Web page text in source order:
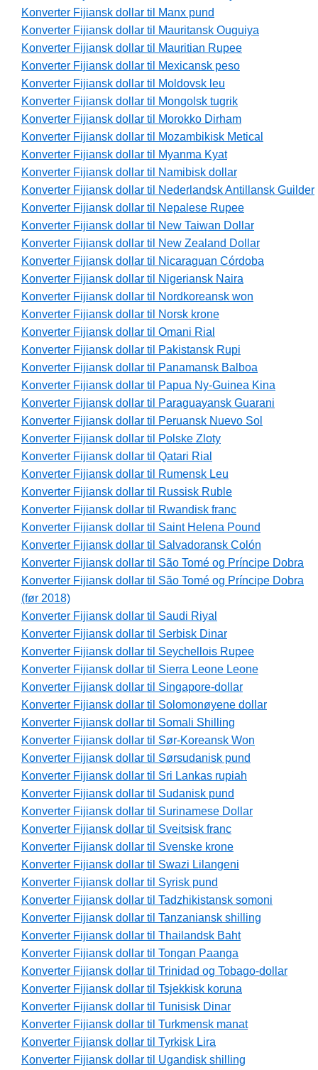
Konverter Fijiansk dollar til Manx pund
Konverter Fijiansk dollar til Mauritansk Ouguiya
Konverter Fijiansk dollar til Mauritian Rupee
Konverter Fijiansk dollar til Mexicansk peso
Konverter Fijiansk dollar til Moldovsk leu
Konverter Fijiansk dollar til Mongolsk tugrik
Konverter Fijiansk dollar til Morokko Dirham
Konverter Fijiansk dollar til Mozambikisk Metical
Konverter Fijiansk dollar til Myanma Kyat
Konverter Fijiansk dollar til Namibisk dollar
Konverter Fijiansk dollar til Nederlandsk Antillansk Guilder
Konverter Fijiansk dollar til Nepalese Rupee
Konverter Fijiansk dollar til New Taiwan Dollar
Konverter Fijiansk dollar til New Zealand Dollar
Konverter Fijiansk dollar til Nicaraguan Córdoba
Konverter Fijiansk dollar til Nigeriansk Naira
Konverter Fijiansk dollar til Nordkoreansk won
Konverter Fijiansk dollar til Norsk krone
Konverter Fijiansk dollar til Omani Rial
Konverter Fijiansk dollar til Pakistansk Rupi
Konverter Fijiansk dollar til Panamansk Balboa
Konverter Fijiansk dollar til Papua Ny-Guinea Kina
Konverter Fijiansk dollar til Paraguayansk Guarani
Konverter Fijiansk dollar til Peruansk Nuevo Sol
Konverter Fijiansk dollar til Polske Zloty
Konverter Fijiansk dollar til Qatari Rial
Konverter Fijiansk dollar til Rumensk Leu
Konverter Fijiansk dollar til Russisk Ruble
Konverter Fijiansk dollar til Rwandisk franc
Konverter Fijiansk dollar til Saint Helena Pound
Konverter Fijiansk dollar til Salvadoransk Colón
Konverter Fijiansk dollar til São Tomé og Príncipe Dobra
Konverter Fijiansk dollar til São Tomé og Príncipe Dobra
(før 2018)
Konverter Fijiansk dollar til Saudi Riyal
Konverter Fijiansk dollar til Serbisk Dinar
Konverter Fijiansk dollar til Seychellois Rupee
Konverter Fijiansk dollar til Sierra Leone Leone
Konverter Fijiansk dollar til Singapore-dollar
Konverter Fijiansk dollar til Solomonøyene dollar
Konverter Fijiansk dollar til Somali Shilling
Konverter Fijiansk dollar til Sør-Koreansk Won
Konverter Fijiansk dollar til Sørsudanisk pund
Konverter Fijiansk dollar til Sri Lankas rupiah
Konverter Fijiansk dollar til Sudanisk pund
Konverter Fijiansk dollar til Surinamese Dollar
Konverter Fijiansk dollar til Sveitsisk franc
Konverter Fijiansk dollar til Svenske krone
Konverter Fijiansk dollar til Swazi Lilangeni
Konverter Fijiansk dollar til Syrisk pund
Konverter Fijiansk dollar til Tadzhikistansk somoni
Konverter Fijiansk dollar til Tanzaniansk shilling
Konverter Fijiansk dollar til Thailandsk Baht
Konverter Fijiansk dollar til Tongan Paanga
Konverter Fijiansk dollar til Trinidad og Tobago-dollar
Konverter Fijiansk dollar til Tsjekkisk koruna
Konverter Fijiansk dollar til Tunisisk Dinar
Konverter Fijiansk dollar til Turkmensk manat
Konverter Fijiansk dollar til Tyrkisk Lira
Konverter Fijiansk dollar til Ugandisk shilling